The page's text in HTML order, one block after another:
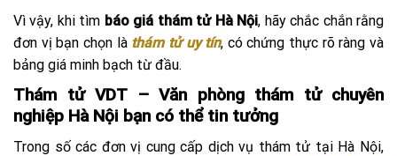
Vì vậy, khi tìm báo giá thám tử Hà Nội, hãy chắc chắn rằng
đơn vị bạn chọn là thám tử uy tín, có chứng thực rõ ràng và
bảng giá minh bạch từ đầu.
Thám tử VDT – Văn phòng thám tử chuyên
nghiệp Hà Nội bạn có thể tin tưởng
Trong số các đơn vị cung cấp dịch vụ thám tử tại Hà Nội,